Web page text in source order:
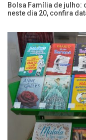
Bolsa Família de julho:
neste dia 20, confira